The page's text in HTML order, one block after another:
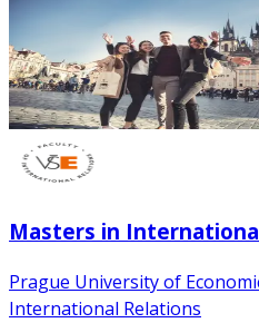
Masters in
Prague University of
International Relations